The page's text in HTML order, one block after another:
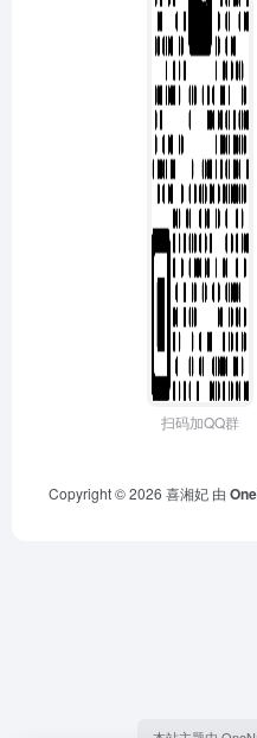
扫码加QQ群
Copyright © 2026 喜湘妃 由